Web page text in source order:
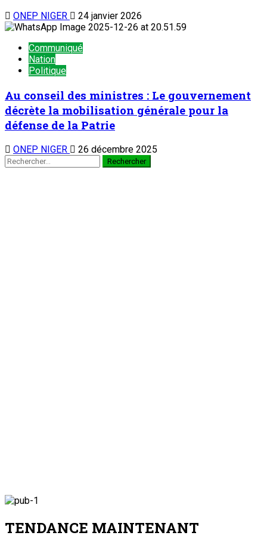
ONEP NIGER 24 janvier 2026
Communiqué
Nation
Politique
Au conseil des ministres : Le gouvernement
décrète la mobilisation générale pour la
défense de la Patrie
ONEP NIGER 26 décembre 2025
TENDANCE MAINTENANT